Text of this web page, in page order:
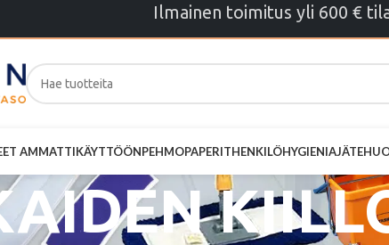
Ilmainen toimitus yli 600 €
AMMATTIKÄYTTÖÖNPEHMOPAPERITHENKILÖHYGIENIA